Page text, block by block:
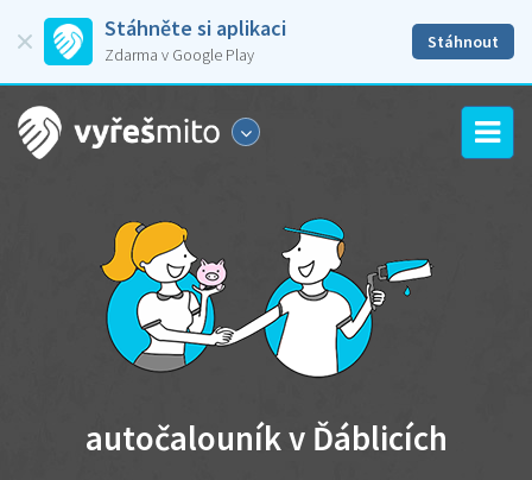
Stáhněte si aplikaci
Zdarma v Google Play
Stáhnout
autočalouník v Ďáblicích